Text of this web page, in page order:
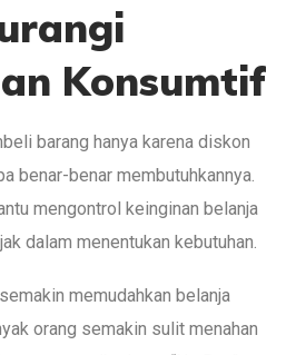
Konsumtif
barang hanya karena diskon
benar-benar membutuhkannya.
mengontrol keinginan belanja
dalam menentukan kebutuhan.
memudahkan belanja
orang semakin sulit menahan